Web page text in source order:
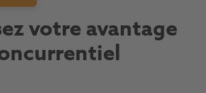
votre avantage